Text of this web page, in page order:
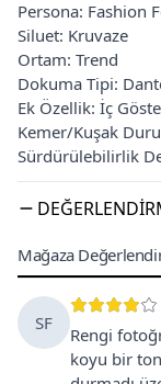
Persona: Fashion
Siluet: Kruvaze
Ortam: Trend
Dokuma Tipi:
Ek Özellik: İç
Kemer/Kuşak
Sürdürülebilirlik
Mağaza
SF
Rengi
koyu bir